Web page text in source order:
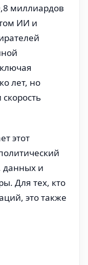
миллиардов
ИИ и
лет, но
этот
данных и
Для тех, кто
это также